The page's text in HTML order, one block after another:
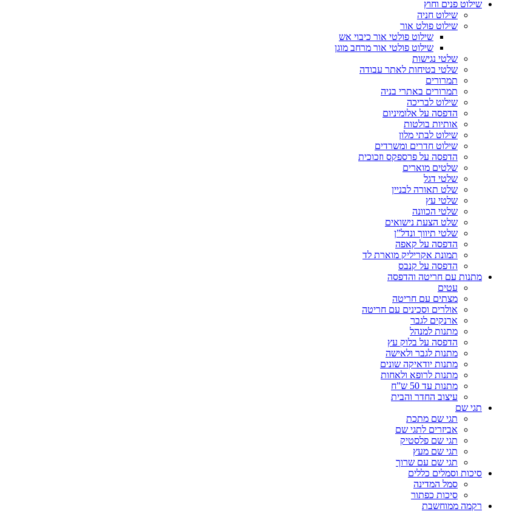
שילוט פנים וחוץ
שילוט חניה
שילוט פולט אור
שילוט פולטי אור כיבוי אש
שילוט פולטי אור מרחב מוגן
שלטי נגישות
שלטי בטיחות לאתר עבודה
תמרורים
תמרורים באתרי בניה
שילוט לבריכה
הדפסה על אלומיניום
אותיות בולטות
שילוט לבתי מלון
שילוט חדרים ומשרדים
הדפסה על פרספקס וזכוכית
שלטים מוארים
שלטי דגל
שלט תאורה לבניין
שלטי עץ
שלטי הכוונה
שלט הצעת נישואים
שלטי תיווך ונדל”ן
הדפסה על קאפה
תמונת אקריליק מוארת לד
הדפסה על קנבס
מתנות עם חריטה והדפסה
עטים
מצתים עם חריטה
אולרים וסכינים עם חריטה
ארנקים לגבר
מתנות למנהל
הדפסה על בלוק עץ
מתנות לגבר ולאישה
מתנות יודאיקה שונים
מתנות לרופא ולאחות
מתנות עד 50 ש”ח
עיצוב החדר והבית
תגי שם
תגי שם מתכת
אביזרים לתגי שם
תגי שם פלסטיק
תגי שם מעץ
תגי שם עם שרוך
סיכות וסמלים כללים
סמל המדינה
סיכות כפתור
רקמה ממוחשבת